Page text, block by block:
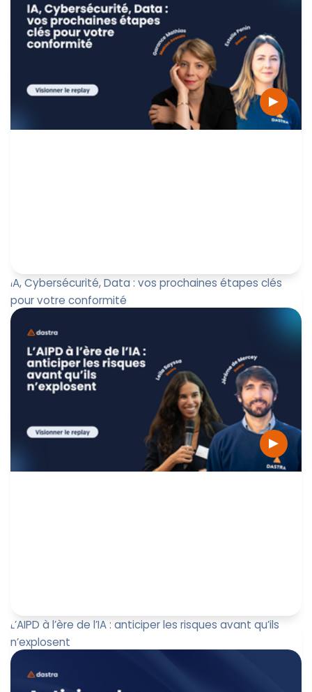
approfondie sur les récentes lignes directrices de la
Commission européenn...
Marine Boquien
IA, Cybersécurité, Data : vos prochaines étapes clés
pour votre conformité
Face à la multiplication des usages de l’IA, aux enjeux
liés à NIS2, DORA , CRA , Data Act, des bonnes pratiques
doivent...
Marine Boquien
L’AIPD à l’ère de l’IA : anticiper les risques avant qu’ils
n’explosent
L'intelligence artificielle soulève des risques nouveaux
pour les droits et libertés des personnes. Lorsqu’un